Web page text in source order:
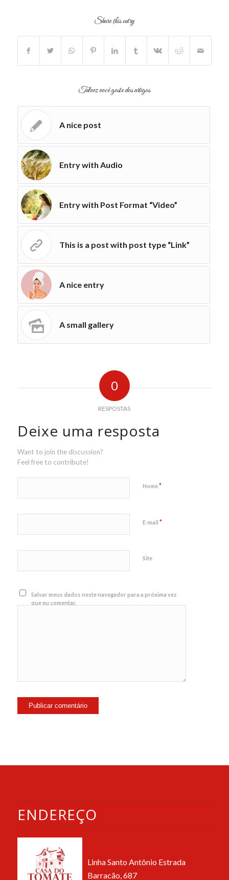
Share this entry
Talvez você goste dos artigos
A nice post
Entry with Audio
Entry with Post Format “Video”
This is a post with post type “Link”
A nice entry
A small gallery
0
RESPOSTAS
Deixe uma resposta
Want to join the discussion?
Feel free to contribute!
Nome*
E-mail *
Site
Salvar meus dados neste navegador para a próxima vez
que eu comentar.
ENDEREÇO
Linha Santo Antônio Estrada
Barracão, 687